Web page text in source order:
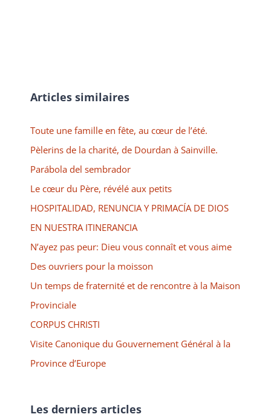
Articles similaires
Toute une famille en fête, au cœur de l’été.
Pèlerins de la charité, de Dourdan à Sainville.
Parábola del sembrador
Le cœur du Père, révélé aux petits
HOSPITALIDAD, RENUNCIA Y PRIMACÍA DE DIOS
EN NUESTRA ITINERANCIA
N’ayez pas peur: Dieu vous connaît et vous aime
Des ouvriers pour la moisson
Un temps de fraternité et de rencontre à la Maison
Provinciale
CORPUS CHRISTI
Visite Canonique du Gouvernement Général à la
Province d’Europe
Les derniers articles